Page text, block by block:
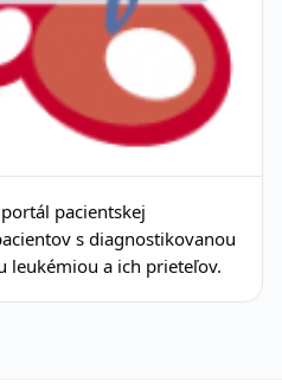
pacientskej
s diagnostikovanou
leukémiou a ich prieteľov.